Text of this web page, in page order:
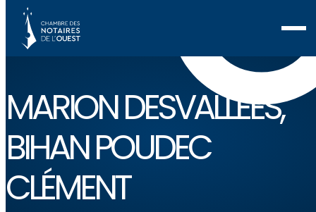
MARION DESVALLEES,
BIHAN POUDEC
CLÉMENT